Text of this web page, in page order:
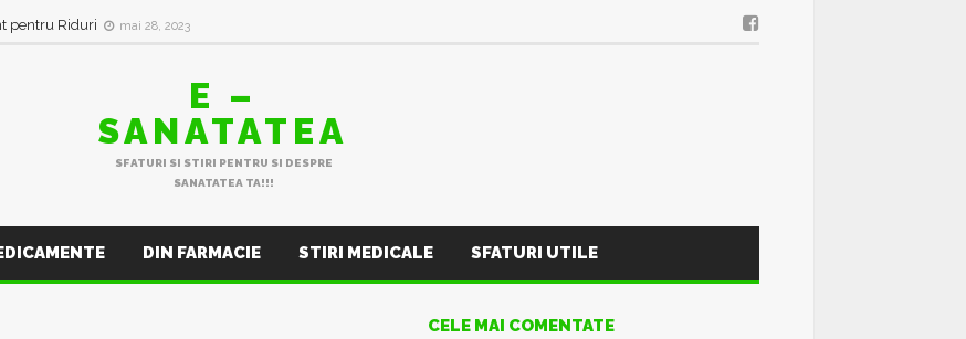
pentru Riduri mai 28, 2023
E –
SANATATEA
SFATURI SI STIRI PENTRU SI DESPRE
SANATATEA TA!!!
DIN FARMACIE STIRI MEDICALE SFATURI UTILE
CELE MAI COMENTATE